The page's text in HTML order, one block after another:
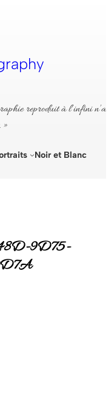
reproduit à l’infini n’a
»
Noir et Blanc
9D75-